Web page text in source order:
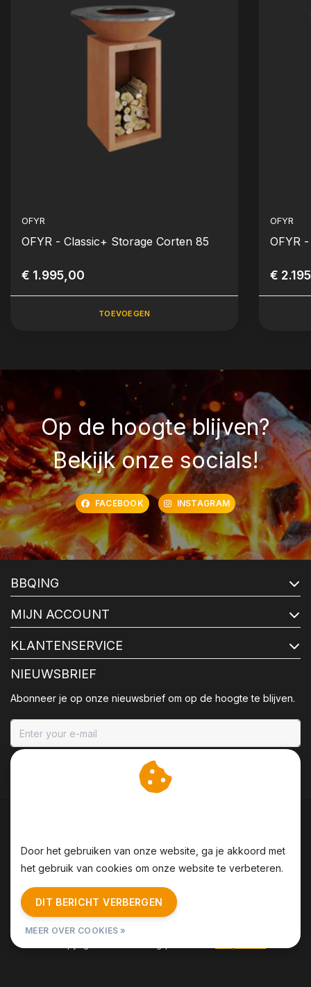
OFYR
OFYR - Classic+ Storage Corten 85
€ 1.995,00
TOEVOEGEN
OFYR
OFYR
€
Op de hoogte blijven?
Bekijk onze socials!
FACEBOOK INSTAGRAM
BBQING
MIJN ACCOUNT
KLANTENSERVICE
NIEUWSBRIEF
Abonneer je op onze nieuwsbrief om op de hoogte te blijven.
Algemene voorwaarden | Disclaimer
Sitemap
| RSS Feed
Door het gebruiken van onze website, ga je akkoord met
het gebruik van cookies om onze website te verbeteren.
DIT BERICHT VERBERGEN
MEER OVER COOKIES »